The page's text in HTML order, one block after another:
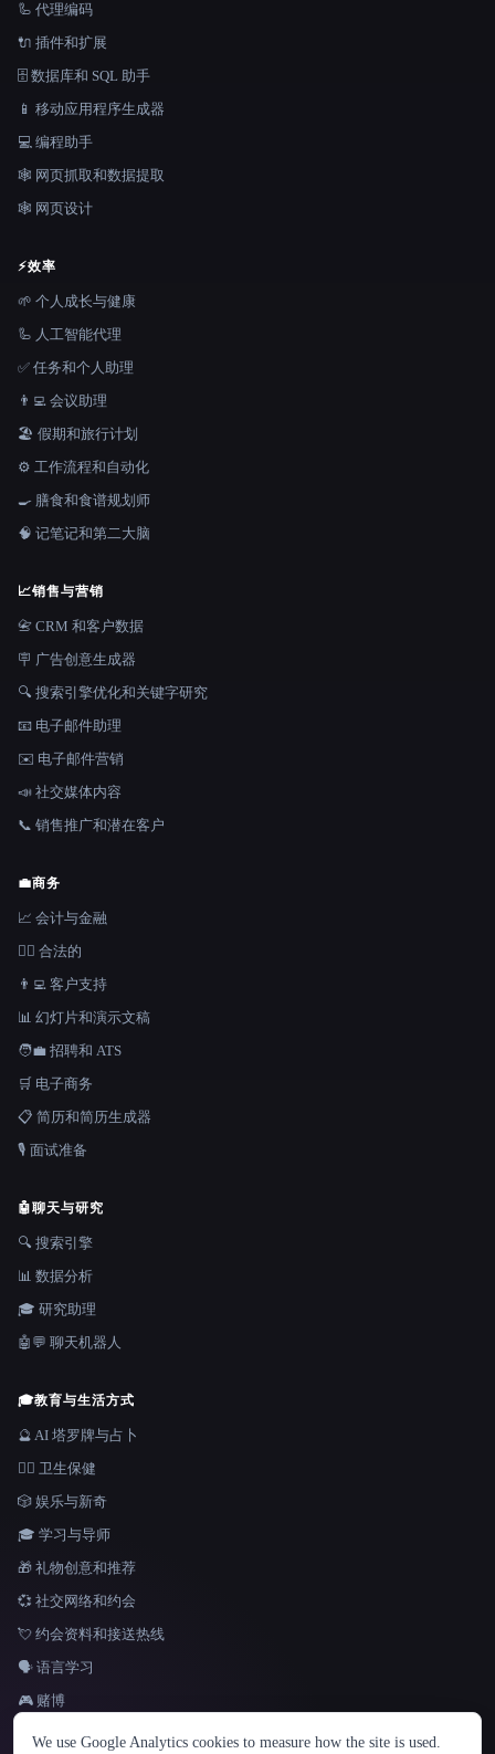
语言
English español Français Русский 简体中文
🦾 代理编码
🔌 插件和扩展
🗄️ 数据库和 SQL 助手
📱 移动应用程序生成器
💻 编程助手
🕸️ 网页抓取和数据提取
🕸 网页设计
⚡效率
🌱 个人成长与健康
🦾 人工智能代理
✅ 任务和个人助理
👨‍💻 会议助理
🏖 假期和旅行计划
⚙️ 工作流程和自动化
🍳 膳食和食谱规划师
🧠 记笔记和第二大脑
📈销售与营销
📇 CRM 和客户数据
🪧 广告创意生成器
🔍 搜索引擎优化和关键字研究
📧 电子邮件助理
✉️ 电子邮件营销
📣 社交媒体内容
📞 销售推广和潜在客户
💼商务
📈 会计与金融
👩‍⚖️ 合法的
👨‍💻 客户支持
📊 幻灯片和演示文稿
🧑‍💼 招聘和 ATS
🛒 电子商务
📋 简历和简历生成器
🎙️ 面试准备
🤖聊天与研究
🔍 搜索引擎
📊 数据分析
🎓 研究助理
🤖💬 聊天机器人
🎓教育与生活方式
🔮 AI 塔罗牌与占卜
👩‍⚕️ 卫生保健
🎲 娱乐与新奇
🎓 学习与导师
🎁 礼物创意和推荐
💞 社交网络和约会
💘 约会资料和接送热线
🗣️ 语言学习
🎮 赌博
We use Google Analytics cookies to measure how the site is used.